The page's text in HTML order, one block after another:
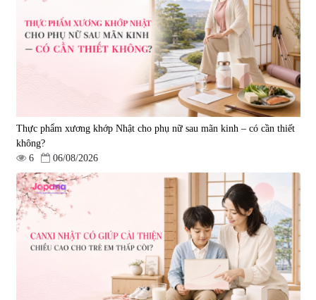
57.920
1.450.000 đ
trí nhớ DHA + EPA + Flaxseed
Oil 30 viên/gói - Date 02/2027
|52.346
225.000 đ
Tẩy tế bào chết Nichiei Bussan
Nano NMN+ Peeling Gel
Luxury 200g
1.490.000 đ
Viên uống hỗ trợ bền thành
mạch, ngừa tai biến Elastin Plus
& Nattokinase Hokoen 80 viên
|0
980.000 đ
Thực phẩm xương khớp Nhật cho phụ nữ sau mãn kinh – có cần thiết
không?
6
06/08/2026